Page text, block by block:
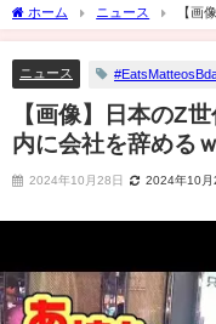
ホーム ニュース
【画
を辞めるｗｗｗｗｗ
ニュース
【画像】日本のZ
内に会社を辞める
2024年10月28日 2024年10月